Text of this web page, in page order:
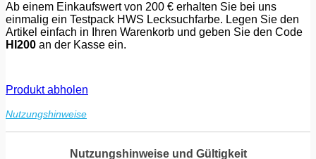
Ab einem Einkaufswert von 200 € erhalten Sie bei uns
einmalig ein Testpack HWS Lecksuchfarbe. Legen Sie den
Artikel einfach in Ihren Warenkorb und geben Sie den Code
HI200 an der Kasse ein.
Produkt abholen
Nutzungshinweise
Nutzungshinweise und Gültigkeit